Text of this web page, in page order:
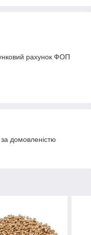
рахунок ФОП
домовленістю